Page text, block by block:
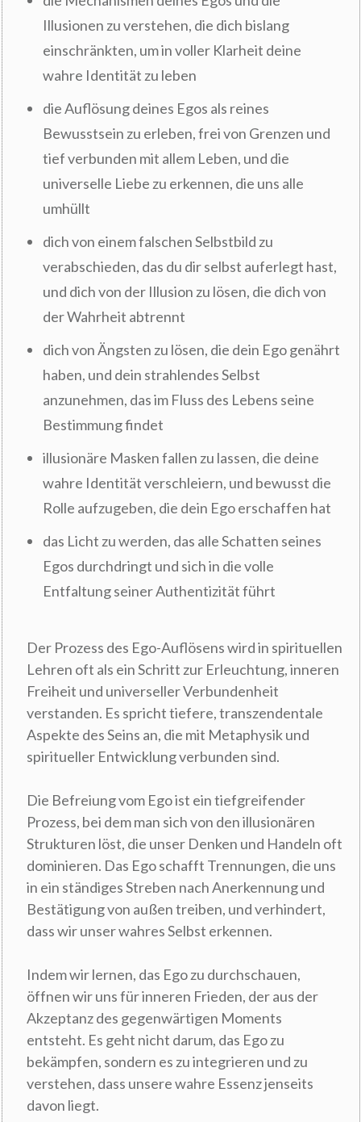
Illusionen zu verstehen, die dich bislang
einschränkten, um in voller Klarheit deine
wahre Identität zu leben
die Auflösung deines Egos als reines
Bewusstsein zu erleben, frei von Grenzen und
tief verbunden mit allem Leben, und die
universelle Liebe zu erkennen, die uns alle
umhüllt
dich von einem falschen Selbstbild zu
verabschieden, das du dir selbst auferlegt hast,
und dich von der Illusion zu lösen, die dich von
der Wahrheit abtrennt
dich von Ängsten zu lösen, die dein Ego genährt
haben, und dein strahlendes Selbst
anzunehmen, das im Fluss des Lebens seine
Bestimmung findet
illusionäre Masken fallen zu lassen, die deine
wahre Identität verschleiern, und bewusst die
Rolle aufzugeben, die dein Ego erschaffen hat
das Licht zu werden, das alle Schatten seines
Egos durchdringt und sich in die volle
Entfaltung seiner Authentizität führt
Der Prozess des Ego-Auflösens wird in spirituellen
Lehren oft als ein Schritt zur Erleuchtung, inneren
Freiheit und universeller Verbundenheit
verstanden. Es spricht tiefere, transzendentale
Aspekte des Seins an, die mit Metaphysik und
spiritueller Entwicklung verbunden sind.
Die Befreiung vom Ego ist ein tiefgreifender
Prozess, bei dem man sich von den illusionären
Strukturen löst, die unser Denken und Handeln oft
dominieren. Das Ego schafft Trennungen, die uns
in ein ständiges Streben nach Anerkennung und
Bestätigung von außen treiben, und verhindert,
dass wir unser wahres Selbst erkennen.
Indem wir lernen, das Ego zu durchschauen,
öffnen wir uns für inneren Frieden, der aus der
Akzeptanz des gegenwärtigen Moments
entsteht. Es geht nicht darum, das Ego zu
bekämpfen, sondern es zu integrieren und zu
verstehen, dass unsere wahre Essenz jenseits
davon liegt.